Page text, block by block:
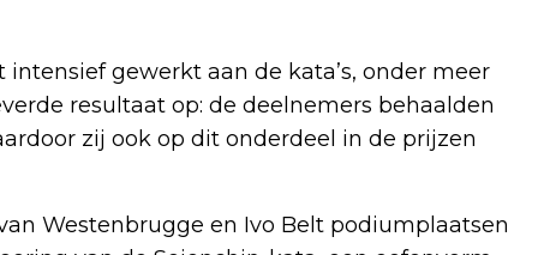
gewerkt aan de kata’s, onder meer
resultaat op: de deelnemers behaalden
zij ook op dit onderdeel in de prijzen
Westenbrugge en Ivo Belt podiumplaatsen